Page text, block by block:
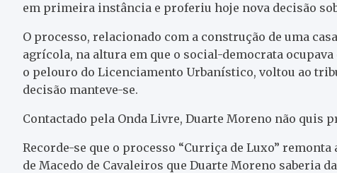
em primeira instância e proferiu hoje nova decisão
O processo, relacionado com a construção de uma
agrícola, na altura em que o social-democrata
o pelouro do Licenciamento Urbanístico, voltou ao
decisão manteve-se.
Contactado pela Onda Livre, Duarte Moreno não quis
Recorde-se que o processo “Curriça de Luxo”
de Macedo de Cavaleiros que Duarte Moreno saberia